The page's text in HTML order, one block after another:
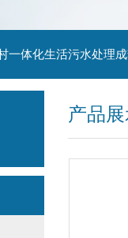
一体化生活污水处理
产品